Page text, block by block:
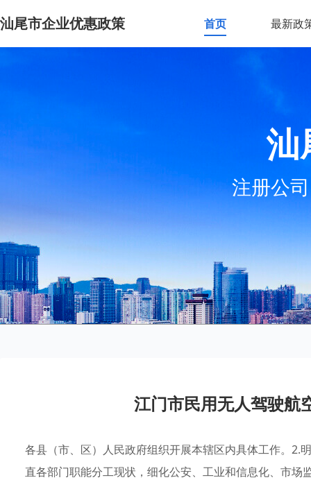
汕尾市企业优惠政策 首页 最新政
汕
注册公
江门市民用无人驾驶航
各县（市、区）人民政府组织开展本辖区内具体工作。2.
直各部门职能分工现状，细化公安、工业和信息化、市